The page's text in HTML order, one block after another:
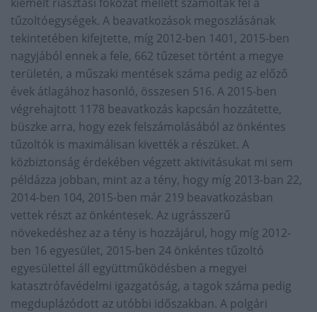
tűzoltóegységek. A beavatkozások megoszlásának
tekintetében kifejtette, míg 2012-ben 1401, 2015-ben
nagyjából ennek a fele, 662 tűzeset történt a megye
területén, a műszaki mentések száma pedig az előző
évek átlagához hasonló, összesen 516. A 2015-ben
végrehajtott 1178 beavatkozás kapcsán hozzátette,
büszke arra, hogy ezek felszámolásából az önkéntes
tűzoltók is maximálisan kivették a részüket. A
közbiztonság érdekében végzett aktivitásukat mi sem
példázza jobban, mint az a tény, hogy míg 2013-ban 22,
2014-ben 104, 2015-ben már 219 beavatkozásban
vettek részt az önkéntesek. Az ugrásszerű
növekedéshez az a tény is hozzájárul, hogy míg 2012-
ben 16 egyesület, 2015-ben 24 önkéntes tűzoltó
egyesülettel áll együttműködésben a megyei
katasztrófavédelmi igazgatóság, a tagok száma pedig
megduplázódott az utóbbi időszakban. A polgári